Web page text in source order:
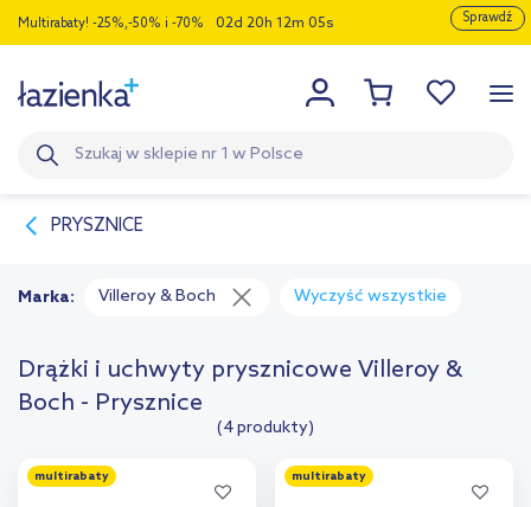
Multirabaty! -25%,-50% i -70% 02 20 12 05 Sprawdź
PRYSZNICE
Drążki i uchwyty prysznicowe Villeroy &
Boch - Prysznice
(4 produkty)
Marka: Villeroy & Boch Wyczyść wszystkie
multirabaty multirabaty